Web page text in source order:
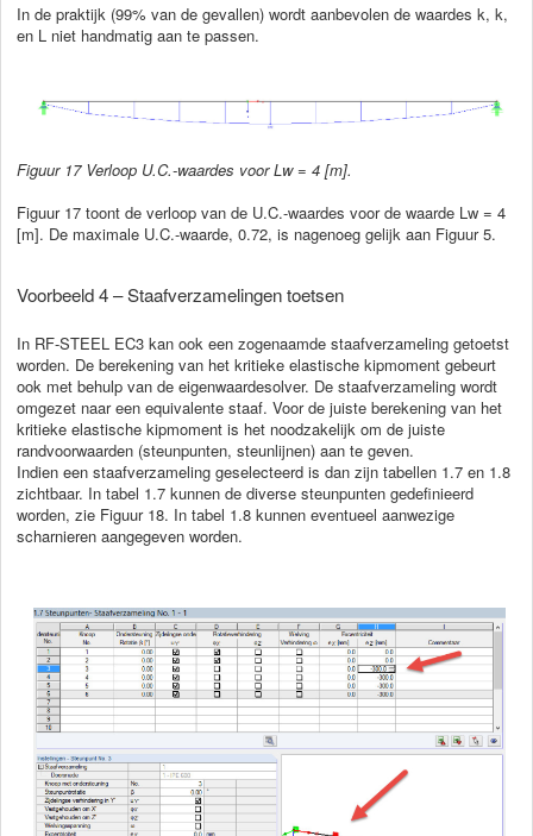
In de praktijk (99% van de gevallen) wordt aanbevolen de waardes k, k,
en L niet handmatig aan te passen.
Figuur 17 Verloop U.C.-waardes voor Lw = 4 [m].
Figuur 17 toont de verloop van de U.C.-waardes voor de waarde Lw = 4
[m]. De maximale U.C.-waarde, 0.72, is nagenoeg gelijk aan Figuur 5.
Voorbeeld 4 – Staafverzamelingen toetsen
In RF-STEEL EC3 kan ook een zogenaamde staafverzameling getoetst
worden. De berekening van het kritieke elastische kipmoment gebeurt
ook met behulp van de eigenwaardesolver. De staafverzameling wordt
omgezet naar een equivalente staaf. Voor de juiste berekening van het
kritieke elastische kipmoment is het noodzakelijk om de juiste
randvoorwaarden (steunpunten, steunlijnen) aan te geven.
Indien een staafverzameling geselecteerd is dan zijn tabellen 1.7 en 1.8
zichtbaar. In tabel 1.7 kunnen de diverse steunpunten gedefinieerd
worden, zie Figuur 18. In tabel 1.8 kunnen eventueel aanwezige
scharnieren aangegeven worden.